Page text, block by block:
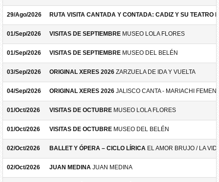
29/Ago/2026 RUTA VISITA CANTADA Y CONTADA: CADIZ Y SU TEATRO
01/Sep/2026 VISITAS DE SEPTIEMBRE MUSEO LOLA FLORES
01/Sep/2026 VISITAS DE SEPTIEMBRE MUSEO DEL BELÉN
03/Sep/2026 ORIGINAL XERES 2026 ZARZUELA DE IDA Y VUELTA
04/Sep/2026 ORIGINAL XERES 2026 JALISCO CANTA - MARIACHI
01/Oct/2026 VISITAS DE OCTUBRE MUSEO LOLA FLORES
01/Oct/2026 VISITAS DE OCTUBRE MUSEO DEL BELÉN
02/Oct/2026 BALLET Y ÓPERA – CICLO LÍRICA EL AMOR BRUJO / LA
02/Oct/2026 JUAN MEDINA JUAN MEDINA